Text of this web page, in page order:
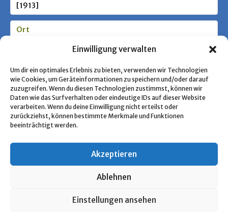
Einwilligung verwalten
Um dir ein optimales Erlebnis zu bieten, verwenden wir Technologien
wie Cookies, um Geräteinformationen zu speichern und/oder darauf
zuzugreifen. Wenn du diesen Technologien zustimmst, können wir
Daten wie das Surfverhalten oder eindeutige IDs auf dieser Website
verarbeiten. Wenn du deine Einwilligung nicht erteilst oder
zurückziehst, können bestimmte Merkmale und Funktionen
beeinträchtigt werden.
Akzeptieren
Ablehnen
Einstellungen ansehen
[1913]
Ort
Stufe / Zielgruppe
Schlagworte
Jugendbewegung, Jungdeutschland-Bund
« Zurück zur Übersicht
Copyright © 2026 Pfadfinden Archiv